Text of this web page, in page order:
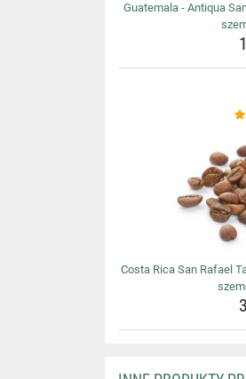
Guatemala - Antiqua
Costa Rica San Rafael